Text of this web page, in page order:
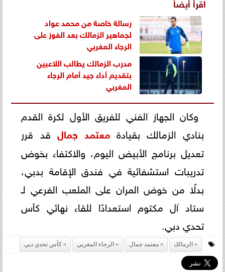
رسالة خاصة من محمد عواد
لجماهير الزمالك بعد الفوز على
الرجاء المغربي
مدرب الزمالك يطالب اللاعبين
بتقديم أداء جيد أمام الرجاء
المغربي
وكان الجهاز الفني للفريق الأول لكرة القدم
بنادي الزمالك بقيادة معتمد جمال قد قرر
تعديل برنامج الأبيض اليوم، والاكتفاء بخوض
تدريبات استشفائية في فندق الإقامة بدبي،
بدلًا من خوض المران على الملعب الفرعي لـ
ستاد آل مكتوم استعدادًا للقاء نهائي كأس
تحدي دبي.
الزمالك معتمد جمال الرجاء المغربي كأس تحدي دبي